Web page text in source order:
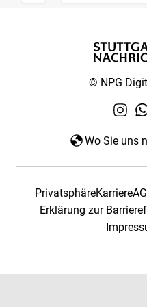
© NPG
Wo Sie uns
PrivatsphäreKarriere
Erklärung zur